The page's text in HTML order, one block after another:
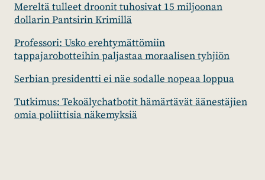
Mereltä tulleet droonit tuhosivat 15 miljoonan
dollarin Pantsirin Krimillä
Professori: Usko erehtymättömiin
tappajarobotteihin paljastaa moraalisen tyhjiön
Serbian presidentti ei näe sodalle nopeaa loppua
Tutkimus: Tekoälychatbotit hämärtävät äänestäjien
omia poliittisia näkemyksiä